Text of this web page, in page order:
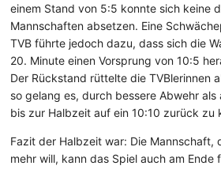
einem Stand von 5:5 konnte sich keine
Mannschaften absetzen. Eine
TVB führte jedoch dazu, dass sich die
20. Minute einen Vorsprung von 10:5
Der Rückstand rüttelte die TVBlerinnen
so gelang es, durch bessere Abwehr
bis zur Halbzeit auf ein 10:10 zurück zu
Fazit der Halbzeit war: Die Mannschaft,
mehr will, kann das Spiel auch am Ende